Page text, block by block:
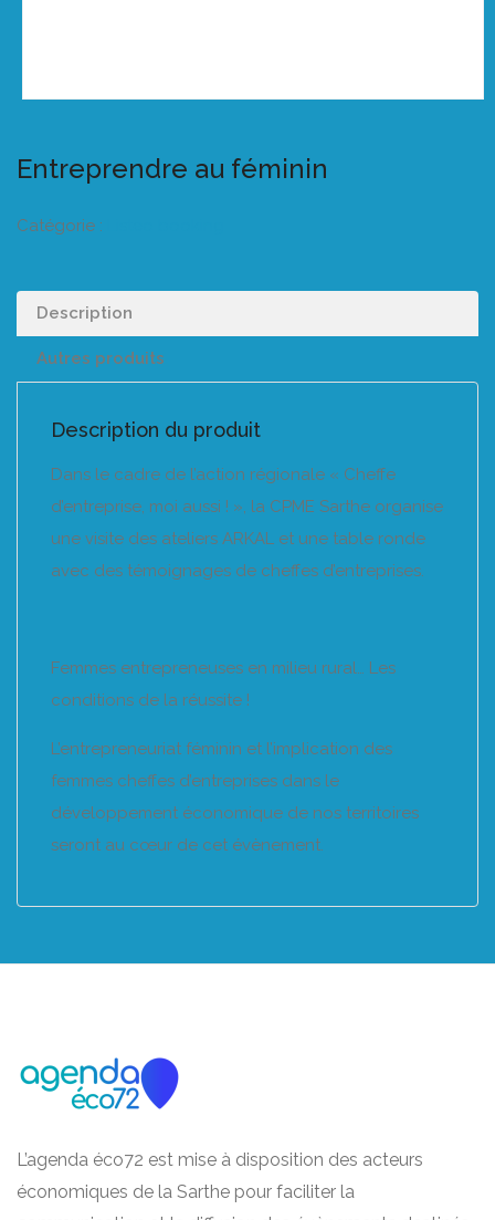
Entreprendre au féminin
Catégorie :
Description
Autres produits
Description du produit
Dans le cadre de l’action régionale « Cheffe
d’entreprise, moi aussi ! », la CPME Sarthe organise
une visite des ateliers ARKAL et une table ronde
avec des témoignages de cheffes d’entreprises.
Femmes entrepreneuses en milieu rural… Les
conditions de la réussite !
L’entrepreneuriat féminin et l’implication des
femmes cheffes d’entreprises dans le
développement économique de nos territoires
seront au cœur de cet évènement.
L’agenda éco72 est mise à disposition des acteurs
économiques de la Sarthe pour faciliter la